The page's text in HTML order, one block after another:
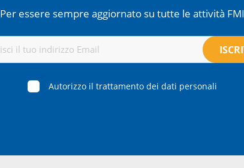
Per essere sempre aggiornato su tutte le attività FMI
Autorizzo il trattamento dei dati personali